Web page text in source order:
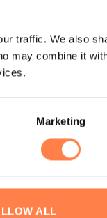
traffic. We also
may combine it
Marketing
ALL Daarna